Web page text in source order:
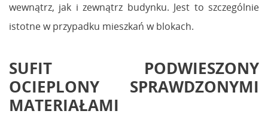
wewnątrz, jak i zewnątrz budynku. Jest to szczególnie
istotne w przypadku mieszkań w blokach.
SUFIT PODWIESZONY
OCIEPLONY SPRAWDZONYMI
MATERIAŁAMI